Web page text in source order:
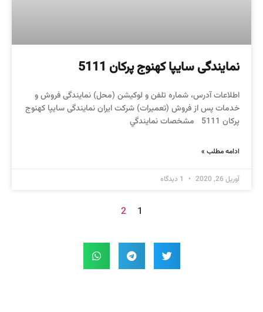
نمایندگی سایپا کهنوج پرکان 5111
اطلاعات آدرس، شماره تلفن و لوکیشن (محل) نمایندگی فروش و
خدمات پس از فروش (تعمیرات) شرکت ایران نمایندگی سایپا کهنوج
پرکان 5111 مشخصات نمايندگي
ادامه مطلب »
آوریل 26, 2020
1
2